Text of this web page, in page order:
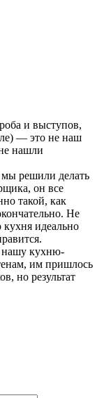
и выступов,
— это не наш
нашли
решили делать
он все
такой, как
Не
идеально
нашу кухню-
им пришлось
но результат